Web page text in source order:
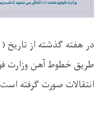
در هفته گذشته از تاریخ (
طریق خطوط آهن وزارت
انتقالات صورت گرفته است